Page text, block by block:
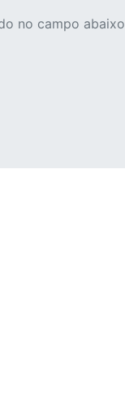
no campo abaixo